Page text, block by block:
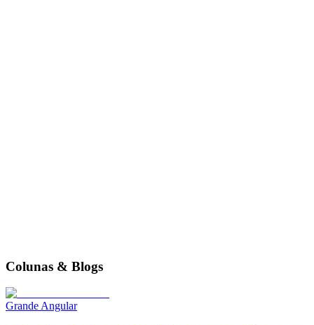
Colunas & Blogs
Grande Angular